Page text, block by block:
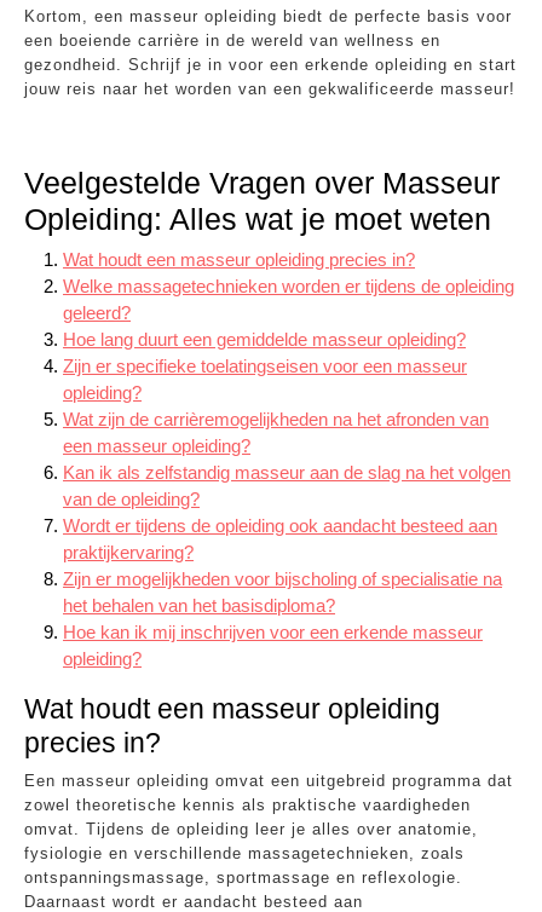
Kortom, een masseur opleiding biedt de perfecte basis voor
een boeiende carrière in de wereld van wellness en
gezondheid. Schrijf je in voor een erkende opleiding en start
jouw reis naar het worden van een gekwalificeerde masseur!
Veelgestelde Vragen over Masseur
Opleiding: Alles wat je moet weten
Wat houdt een masseur opleiding precies in?
Welke massagetechnieken worden er tijdens de opleiding
geleerd?
Hoe lang duurt een gemiddelde masseur opleiding?
Zijn er specifieke toelatingseisen voor een masseur
opleiding?
Wat zijn de carrièremogelijkheden na het afronden van
een masseur opleiding?
Kan ik als zelfstandig masseur aan de slag na het volgen
van de opleiding?
Wordt er tijdens de opleiding ook aandacht besteed aan
praktijkervaring?
Zijn er mogelijkheden voor bijscholing of specialisatie na
het behalen van het basisdiploma?
Hoe kan ik mij inschrijven voor een erkende masseur
opleiding?
Wat houdt een masseur opleiding
precies in?
Een masseur opleiding omvat een uitgebreid programma dat
zowel theoretische kennis als praktische vaardigheden
omvat. Tijdens de opleiding leer je alles over anatomie,
fysiologie en verschillende massagetechnieken, zoals
ontspanningsmassage, sportmassage en reflexologie.
Daarnaast wordt er aandacht besteed aan